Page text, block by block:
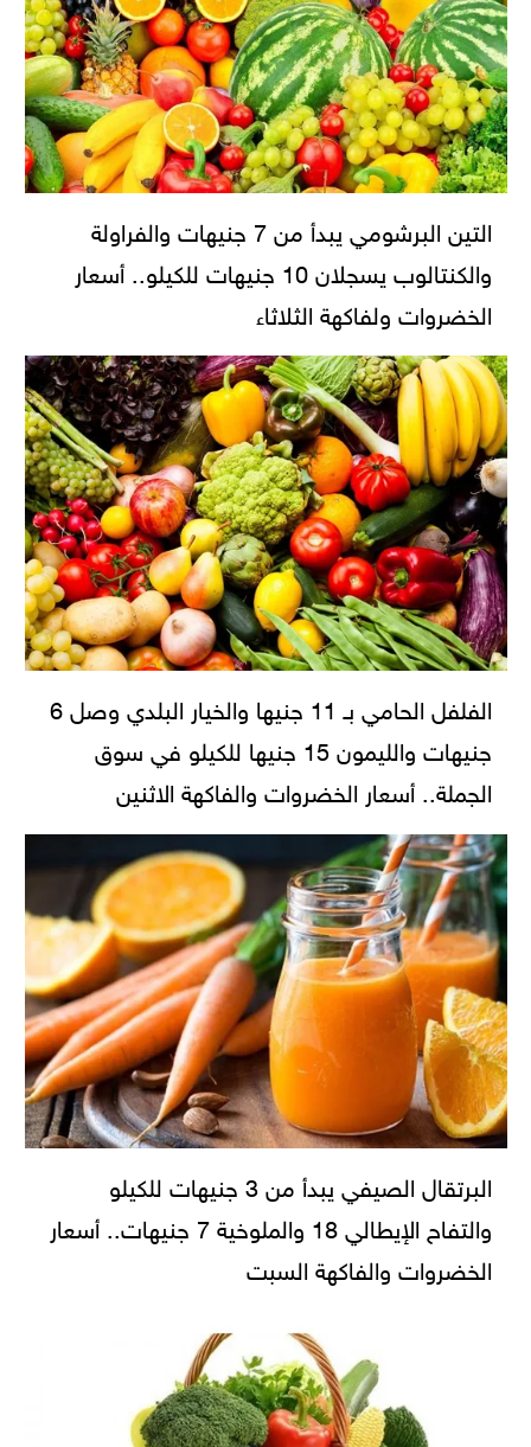
التين البرشومي يبدأ من 7 جنيهات والفراولة
والكنتالوب يسجلان 10 جنيهات للكيلو.. أسعار
الخضروات ولفاكهة الثلاثاء
الفلفل الحامي بـ 11 جنيها والخيار البلدي وصل 6
جنيهات والليمون 15 جنيها للكيلو في سوق
الجملة.. أسعار الخضروات والفاكهة الاثنين
البرتقال الصيفي يبدأ من 3 جنيهات للكيلو
والتفاح الإيطالي 18 والملوخية 7 جنيهات.. أسعار
الخضروات والفاكهة السبت